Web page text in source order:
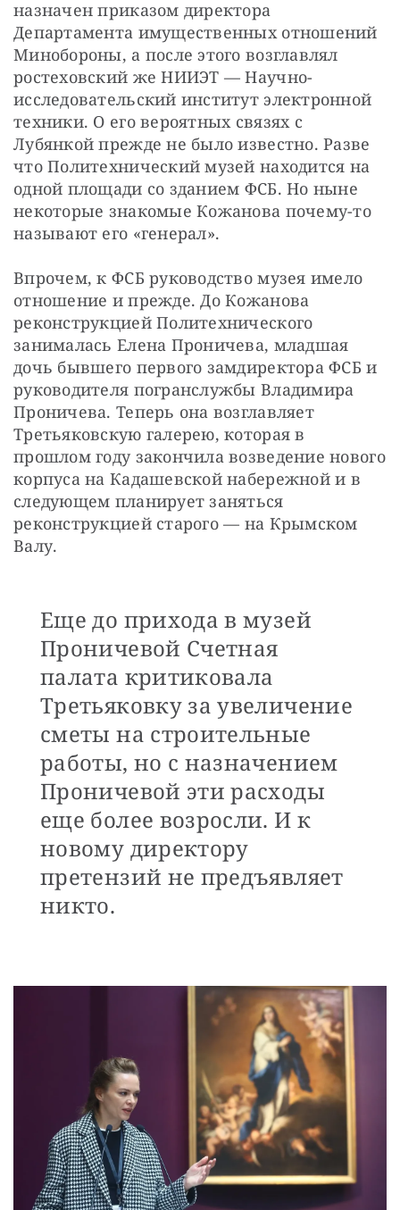
назначен приказом директора
Департамента имущественных отношений
Минобороны, а после этого возглавлял
ростеховский же НИИЭТ — Научно-
исследовательский институт электронной
техники. О его вероятных связях с
Лубянкой прежде не было известно. Разве
что Политехнический музей находится на
одной площади со зданием ФСБ. Но ныне
некоторые знакомые Кожанова почему-то
называют его «генерал».
Впрочем, к ФСБ руководство музея имело
отношение и прежде. До Кожанова
реконструкцией Политехнического
занималась Елена Проничева, младшая
дочь бывшего первого замдиректора ФСБ и
руководителя погранслужбы Владимира
Проничева. Теперь она возглавляет
Третьяковскую галерею, которая в
прошлом году закончила возведение нового
корпуса на Кадашевской набережной и в
следующем планирует заняться
реконструкцией старого — на Крымском
Валу.
Еще до прихода в музей
Проничевой Счетная
палата критиковала
Третьяковку за увеличение
сметы на строительные
работы, но с назначением
Проничевой эти расходы
еще более возросли. И к
новому директору
претензий не предъявляет
никто.